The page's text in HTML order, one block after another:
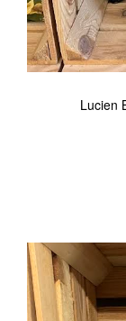
Lucien